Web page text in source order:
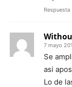
Respuesta
7 mayo
Se
asi
Lo de